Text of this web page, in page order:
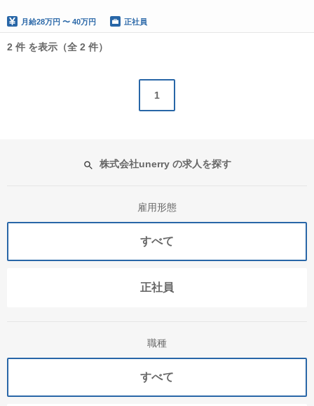
月給28万円 〜 40万円 正社員
2 件 を表示（全 2 件）
1
株式会社unerry の求人を探す
雇用形態
すべて
正社員
職種
すべて